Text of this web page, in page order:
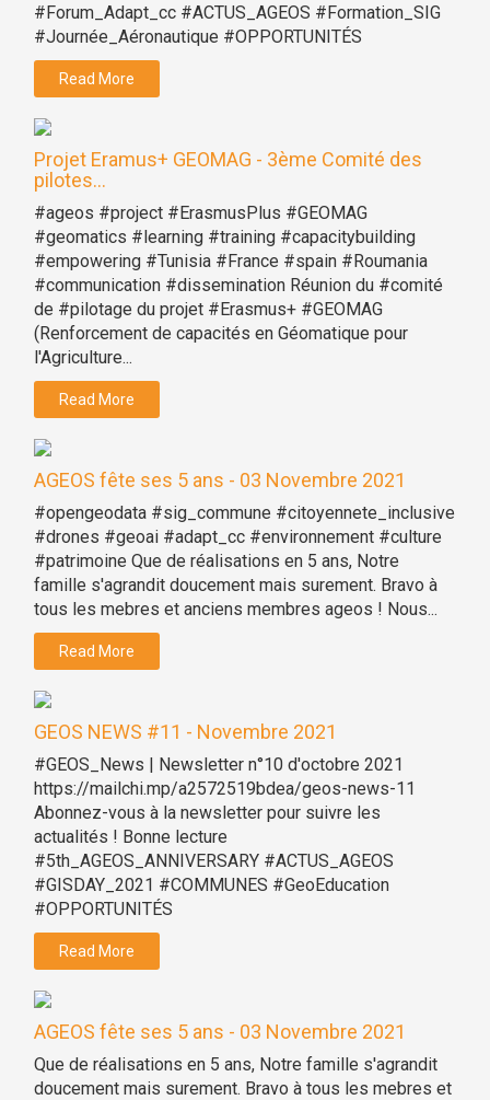
#Forum_Adapt_cc #ACTUS_AGEOS #Formation_SIG
#Journée_Aéronautique #OPPORTUNITÉS
Read More
Projet Eramus+ GEOMAG - 3ème Comité des
pilotes...
#ageos #project #ErasmusPlus #GEOMAG
#geomatics #learning #training #capacitybuilding
#empowering #Tunisia #France #spain #Roumania
#communication #dissemination Réunion du #comité
de #pilotage du projet #Erasmus+ #GEOMAG
(Renforcement de capacités en Géomatique pour
l'Agriculture...
Read More
AGEOS fête ses 5 ans - 03 Novembre 2021
#opengeodata #sig_commune #citoyennete_inclusive
#drones #geoai #adapt_cc #environnement #culture
#patrimoine Que de réalisations en 5 ans, Notre
famille s'agrandit doucement mais surement. Bravo à
tous les mebres et anciens membres ageos ! Nous...
Read More
GEOS NEWS #11 - Novembre 2021
#GEOS_News | Newsletter n°10 d'octobre 2021
https://mailchi.mp/a2572519bdea/geos-news-11
Abonnez-vous à la newsletter pour suivre les
actualités ! Bonne lecture
#5th_AGEOS_ANNIVERSARY #ACTUS_AGEOS
#GISDAY_2021 #COMMUNES #GeoEducation
#OPPORTUNITÉS
Read More
AGEOS fête ses 5 ans - 03 Novembre 2021
Que de réalisations en 5 ans, Notre famille s'agrandit
doucement mais surement. Bravo à tous les mebres et